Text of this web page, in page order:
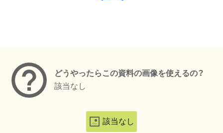
どうやったらこの資料の画像を使えるの？
該当なし
該当なし